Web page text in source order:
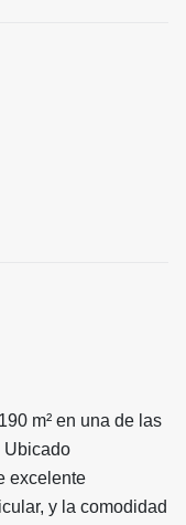
m² en una de las
Ubicado
excelente
y la comodidad